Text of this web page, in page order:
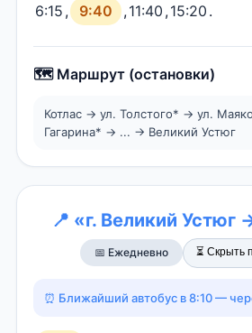
6:15 , 9:40 ,11:40 ,15:20 .
🗺️ Маршрут (остановки)
Котлас → ул. Толстого* → ул.
Гагарина* → ... → Великий Устюг
📍 «г. Великий Устюг
📅 Ежедневно ⏳ Скрыть
⏰ Ближайший автобус в 8:10 —